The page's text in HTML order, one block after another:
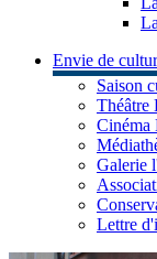
Envie de
Saison
Théâtre
Cinéma
Galerie
Lettre